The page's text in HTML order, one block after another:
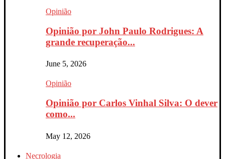
Opinião
Opinião por John Paulo Rodrigues: A
grande recuperação...
June 5, 2026
Opinião
Opinião por Carlos Vinhal Silva: O dever
como...
May 12, 2026
Necrologia